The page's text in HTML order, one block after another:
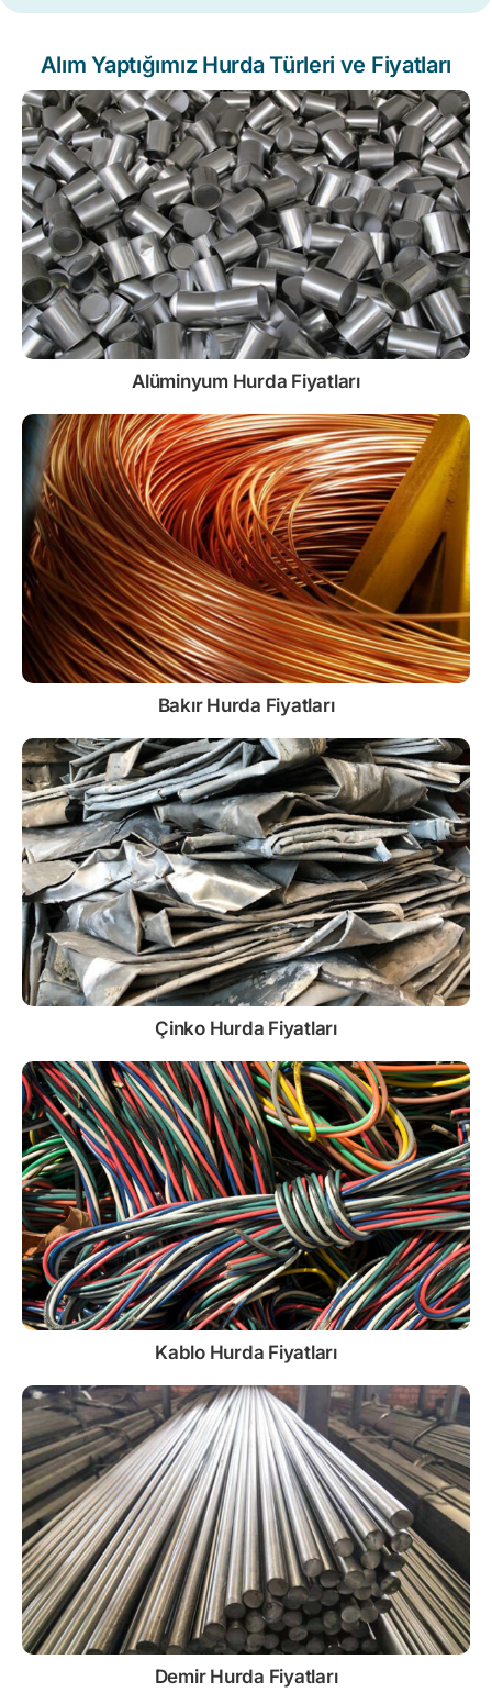
Alım Yaptığımız Hurda Türleri ve Fiyatları
Alüminyum Hurda Fiyatları
Bakır Hurda Fiyatları
Çinko Hurda Fiyatları
Kablo Hurda Fiyatları
Demir Hurda Fiyatları